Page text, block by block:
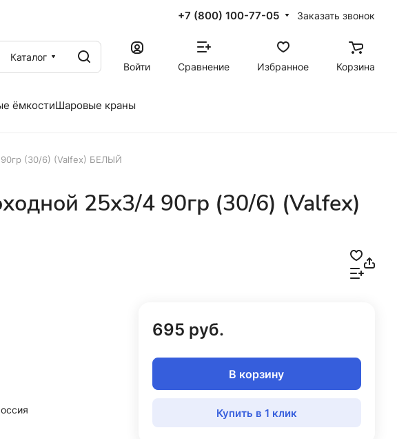
+7 (800) 100-77-05 Заказать звонок
Каталог
Войти
Сравнение Избранное Корзина
ёмкостиШаровые краны
(30/6) (Valfex) БЕЛЫЙ
25х3/4 90гр (30/6) (Valfex)
695 руб.
В корзину
Купить в 1 клик